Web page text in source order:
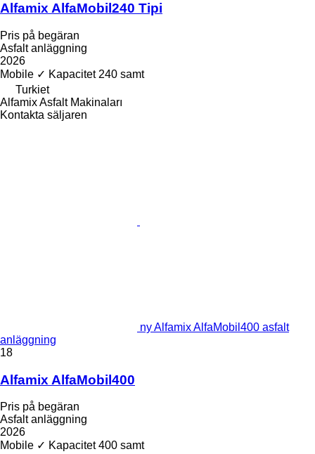
Alfamix AlfaMobil240 Tipi
Pris på begäran
Asfalt anläggning
2026
Mobile ✓ Kapacitet 240 samt
Turkiet
Alfamix Asfalt Makinaları
Kontakta säljaren
ny Alfamix AlfaMobil400 asfalt
anläggning
18
Alfamix AlfaMobil400
Pris på begäran
Asfalt anläggning
2026
Mobile ✓ Kapacitet 400 samt